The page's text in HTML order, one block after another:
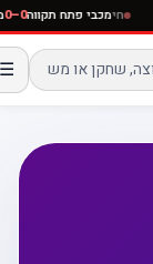
חימכבי פתח תקווה
☰